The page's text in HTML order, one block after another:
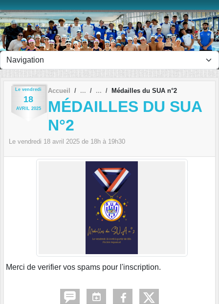
Le vendredi
18
AVRIL 2025
Accueil Médailles du SUA n°2
MÉDAILLES DU SUA
N°2
Le vendredi 18 avril 2025 de 18h à 19h30
Merci de verifier vos spams pour l'inscription.